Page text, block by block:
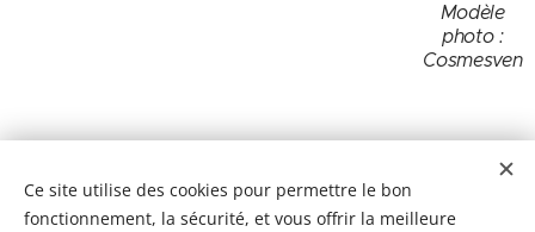
Modèle
photo :
Cosmesven
Ce site utilise des cookies pour permettre le bon
fonctionnement, la sécurité, et vous offrir la meilleure